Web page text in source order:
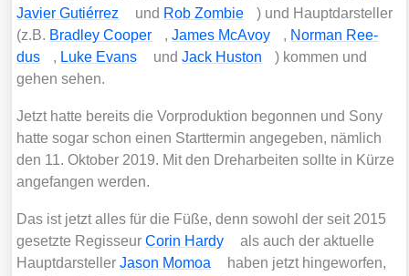
Javier Gut­iérrez
und Rob Zom­bie
) und Haupt­dar­stel­ler
(z.B. Brad­ley Coo­per ,James McA­voy , Nor­man Ree­
dus
, Luke Evans undJack Hus­ton
) kom­men und
gehen sehen.
Jetzt hat­te bereits die Vor­pro­duk­ti­on begon­nen und Sony
hat­te sogar schon einen Start­ter­min ange­ge­ben, näm­lich
den 11. Okto­ber 2019. Mit den Dreh­ar­bei­ten soll­te in Kür­ze
ange­fan­gen wer­den.
Das ist jetzt alles für die Füße, denn sowohl der seit 2015
gesetz­te Regis­seurCorin Har­dy
als auch der aktu­el­le
Haupt­dar­stel­lerJason Mom­oa
haben jetzt hin­ge­wor­fen,